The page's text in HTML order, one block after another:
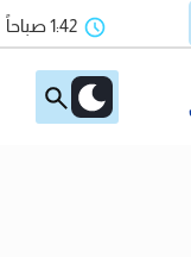
1:42 صباحاً